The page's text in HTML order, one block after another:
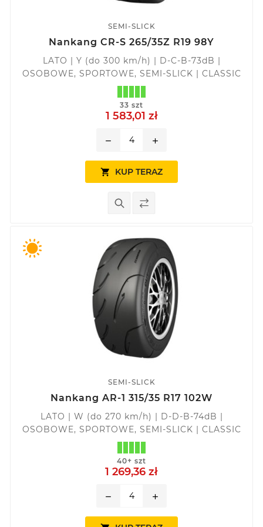
SEMI-SLICK
Nankang CR-S 265/35Z R19 98Y
LATO | Y (do 300 km/h) | D-C-B-73dB |
OSOBOWE, SPORTOWE, SEMI-SLICK | CLASSIC
33 szt
1 583,01 zł
remove add
 KUP TERAZ
SEMI-SLICK
Nankang AR-1 315/35 R17 102W
LATO | W (do 270 km/h) | D-D-B-74dB |
OSOBOWE, SPORTOWE, SEMI-SLICK | CLASSIC
40+ szt
1 269,36 zł
remove add